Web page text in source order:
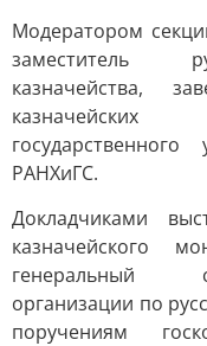
Модератором
заместитель
казначейства,
казначейских
РАНХиГС.
Докладчиками
казначейского
генеральный
организации по
поручениям